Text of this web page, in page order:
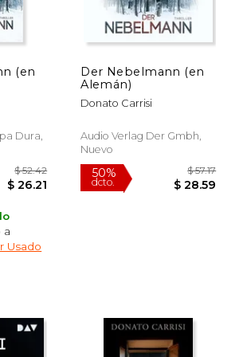
(en
Dura,
a
Usado
Der Nebelmann (en
Alemán)
Donato Carrisi
Audio Verlag Der Gmbh,
Nuevo